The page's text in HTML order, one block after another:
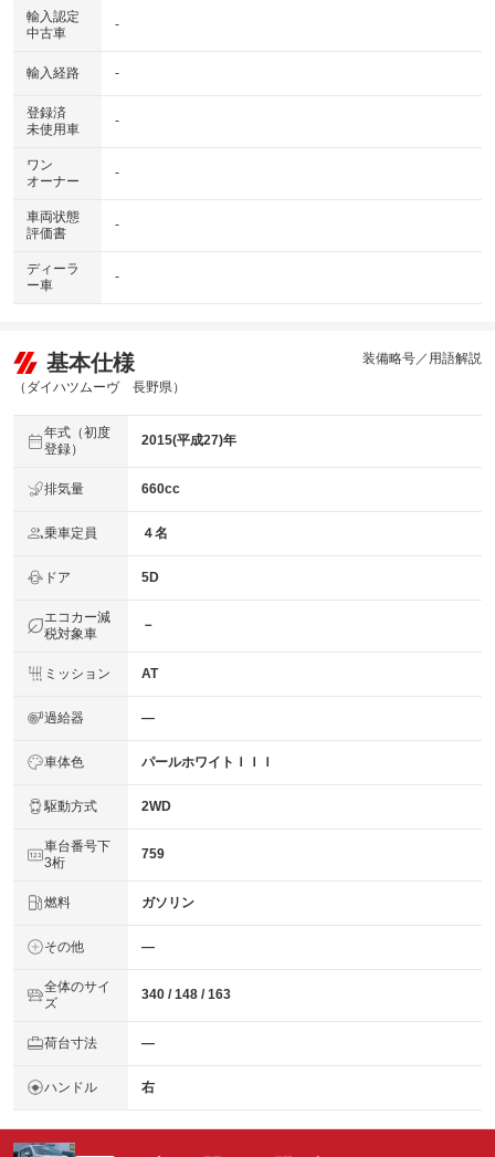
輸入認定
中古車
-
輸入経路 -
登録済
未使用車
-
ワン
オーナー
-
車両状態
評価書
-
ディーラ
ー車
-
基本仕様
（ダイハツムーヴ 長野県）
装備略号／用語解説
年式（初度
登録）
2015(平成27)年
排気量 660cc
乗車定員 ４名
ドア 5D
エコカー減
税対象車
－
ミッション AT
過給器 ―
車体色 パールホワイトＩＩＩ
駆動方式 2WD
車台番号下
3桁
759
燃料 ガソリン
その他 ―
全体のサイ
ズ
340 / 148 / 163
荷台寸法 ―
ハンドル 右